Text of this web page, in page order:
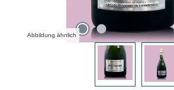
Abbildung ähnlich